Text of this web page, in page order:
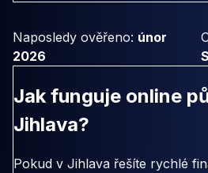
Naposledy ověřeno: únor
2026
Jak funguje online
Jihlava?
Pokud v Jihlava řešíte rychlé